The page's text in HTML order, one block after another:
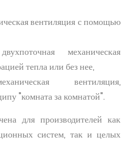
вентиляция с помощью
механическая
тепла или без нее,
вентиляция,
"комната за комнатой".
для производителей как
систем, так и целых